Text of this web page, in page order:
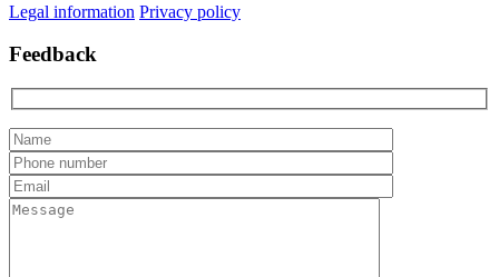
Legal information Privacy policy
Feedback